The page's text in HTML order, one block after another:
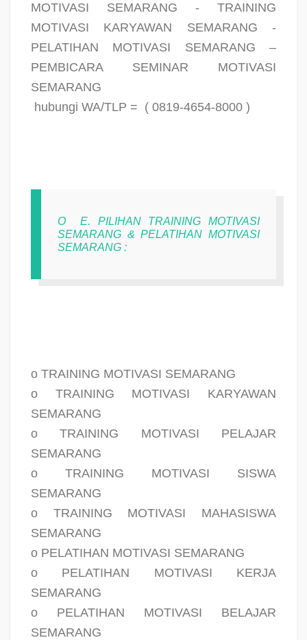
MOTIVASI SEMARANG - TRAINING
MOTIVASI KARYAWAN SEMARANG -
PELATIHAN MOTIVASI SEMARANG –
PEMBICARA SEMINAR MOTIVASI
SEMARANG
hubungi WA/TLP = ( 0819-4654-8000 )
O
E. PILIHAN TRAINING MOTIVASI
SEMARANG & PELATIHAN MOTIVASI
SEMARANG :
o TRAINING MOTIVASI SEMARANG
o TRAINING MOTIVASI KARYAWAN
SEMARANG
o TRAINING MOTIVASI PELAJAR
SEMARANG
o TRAINING MOTIVASI SISWA
SEMARANG
o TRAINING MOTIVASI MAHASISWA
SEMARANG
o PELATIHAN MOTIVASI SEMARANG
o PELATIHAN MOTIVASI KERJA
SEMARANG
o PELATIHAN MOTIVASI BELAJAR
SEMARANG